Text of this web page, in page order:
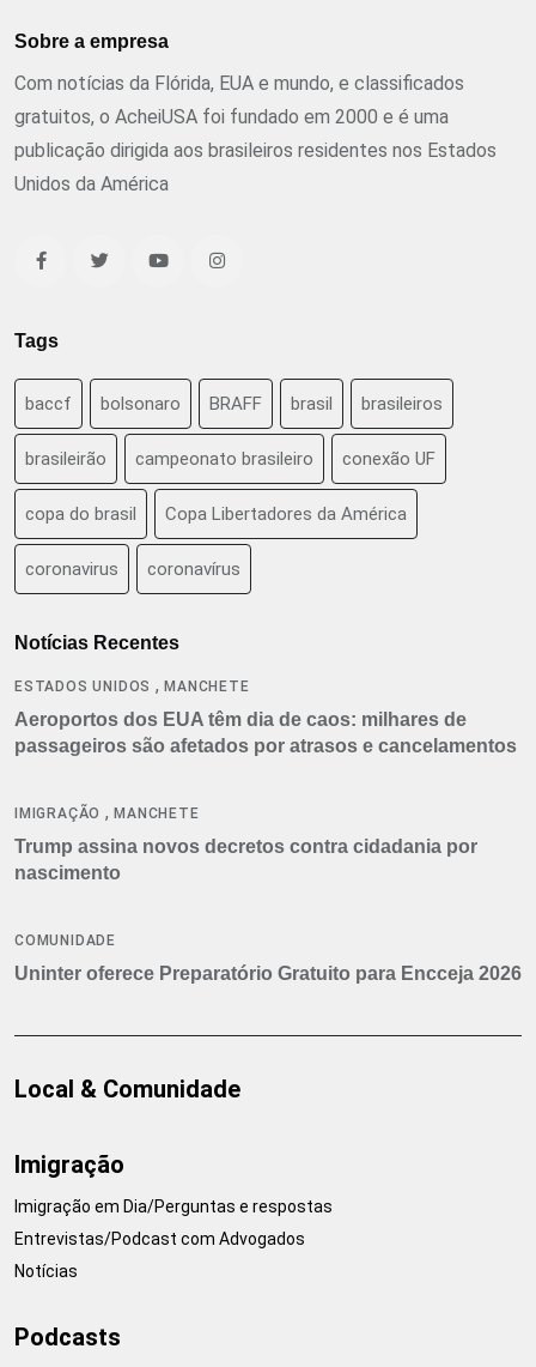
Sobre a empresa
Com notícias da Flórida, EUA e mundo, e classificados
gratuitos, o AcheiUSA foi fundado em 2000 e é uma
publicação dirigida aos brasileiros residentes nos Estados
Unidos da América
Tags
baccf bolsonaro BRAFF brasil brasileiros
brasileirão campeonato brasileiro conexão UF
copa do brasil Copa Libertadores da América
coronavirus coronavírus
Notícias Recentes
ESTADOS UNIDOS ,MANCHETE
Aeroportos dos EUA têm dia de caos: milhares de
passageiros são afetados por atrasos e cancelamentos
IMIGRAÇÃO ,MANCHETE
Trump assina novos decretos contra cidadania por
nascimento
COMUNIDADE
Uninter oferece Preparatório Gratuito para Encceja 2026
Local & Comunidade
Imigração
Imigração em Dia/Perguntas e respostas
Entrevistas/Podcast com Advogados
Notícias
Podcasts